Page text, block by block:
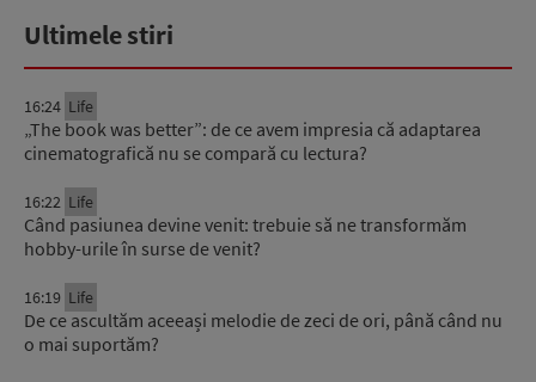
Ultimele stiri
16:24 Life
„The book was better”: de ce avem impresia că adaptarea
cinematografică nu se compară cu lectura?
16:22 Life
Când pasiunea devine venit: trebuie să ne transformăm
hobby-urile în surse de venit?
16:19 Life
De ce ascultăm aceeași melodie de zeci de ori, până când nu
o mai suportăm?